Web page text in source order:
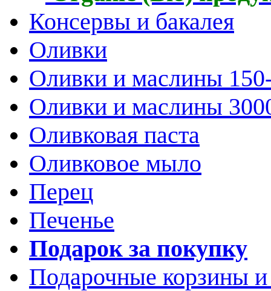
Консервы и бакалея
Оливки
Оливки и маслины
Оливки и маслины
Оливковая паста
Оливковое мыло
Перец
Печенье
Подарок за покупку
Подарочные корзины